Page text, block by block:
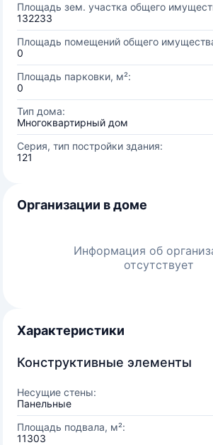
Площадь зем. участка общего
132233
Площадь помещений общего
0
Площадь парковки, м²:
0
Тип дома:
Многоквартирный дом
Серия, тип постройки здания:
121
Организации в доме
Информация об
отсутствует
Характеристики
Конструктивные элементы
Несущие стены:
Панельные
Площадь подвала, м²:
11303